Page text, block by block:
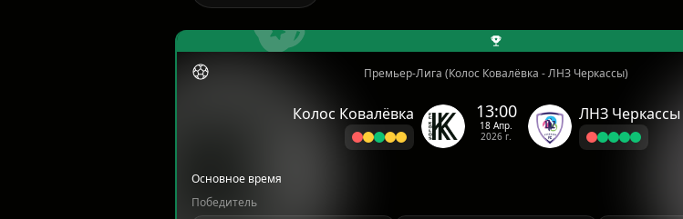
Премьер-Лига (Колос Ковалёвка - ЛНЗ Черкассы)
Колос Ковалёвка 13:00
18 Апр.
2026 г.
ЛНЗ Черкассы
Основное время
Победитель